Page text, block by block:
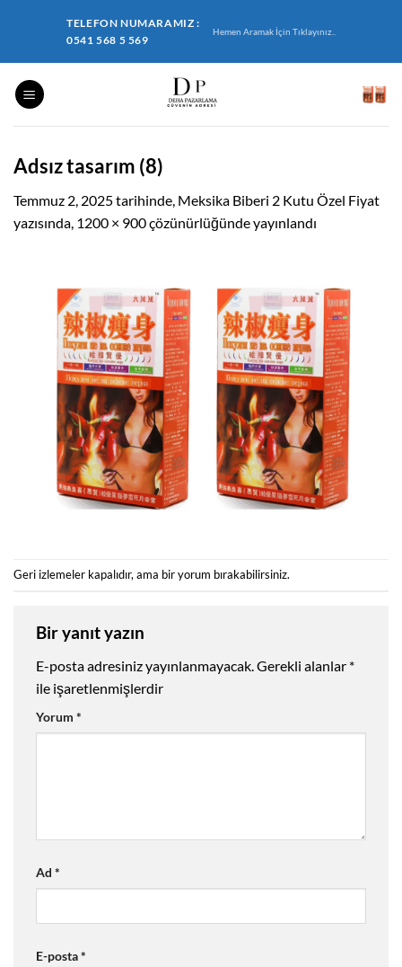
TELEFON NUMARAMIZ :
0541 568 5 569
Hemen Aramak İçin Tıklayınız..
Adsız tasarım (8)
Temmuz 2, 2025tarihinde, Meksika Biberi 2 Kutu Özel Fiyat
yazısında, 1200 × 900çözünürlüğünde yayınlandı
Geri izlemeler kapalıdır, ama bir yorum bırakabilirsiniz.
Bir yanıt yazın
E-posta adresiniz yayınlanmayacak.Gerekli alanlar *
ile işaretlenmişlerdir
Yorum *
Ad *
E-posta*